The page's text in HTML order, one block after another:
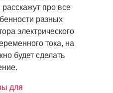
про все
разных
электрического
тока, на
будет сделать
для